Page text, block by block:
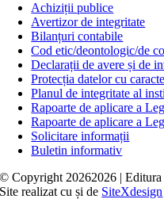
Achiziții publice
Avertizor de integritate
Bilanțuri contabile
Cod etic/deontologic/de
Declarații de avere și de
Protecția datelor cu
Planul de integritate al
Rapoarte de aplicare a
Rapoarte de aplicare a
Solicitare informații
Buletin informativ
© Copyright 20262026 |
Site realizat cușide SiteXdesign